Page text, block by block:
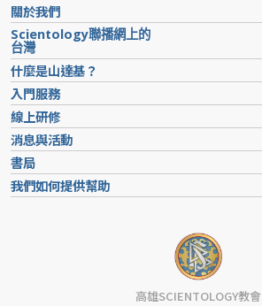
關於我們
Scientology聯播網上的
台灣
什麼是山達基？
入門服務
線上研修
消息與活動
書局
我們如何提供幫助
高雄SCIENTOLOGY教會